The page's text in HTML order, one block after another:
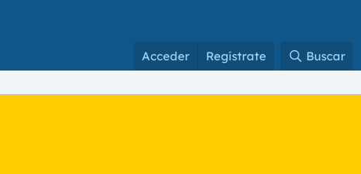
Acceder Regístrate Buscar